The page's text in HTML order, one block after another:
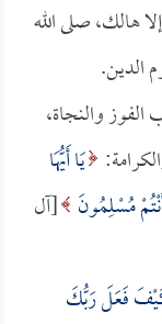
هالك، صلى الله
الدين.
الفوز والنجاة،
يَا أَيُّهَا
مُسْلِمُونَ [آل
كَيْفَ فَعَلَ رَبُّكَ